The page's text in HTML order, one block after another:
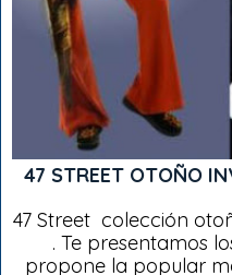
47 STREET OTOÑO
47 Street colección
. Te presentamos
propone la popular